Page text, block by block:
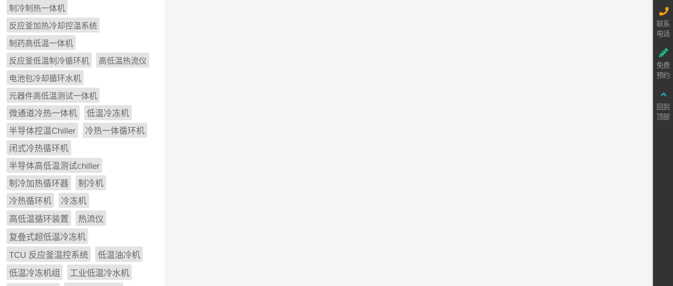
制冷制热一体机
反应釜加热冷却控温系统
制药高低温一体机
反应釜低温制冷循环机 高低温热流仪
电池包冷却循环水机
元器件高低温测试一体机
微通道冷热一体机
低温冷冻机
半导体控温Chiller
冷热一体循环机
闭式冷热循环机
半导体高低温测试chiller
制冷加热循环器
制冷机
冷热循环机
冷冻机
高低温循环装置
热流仪
复叠式超低温冷冻机
TCU 反应釜温控系统
低温油冷机
低温冷冻机组
工业低温冷水机
联系
电话
免费
预约
回到
顶部